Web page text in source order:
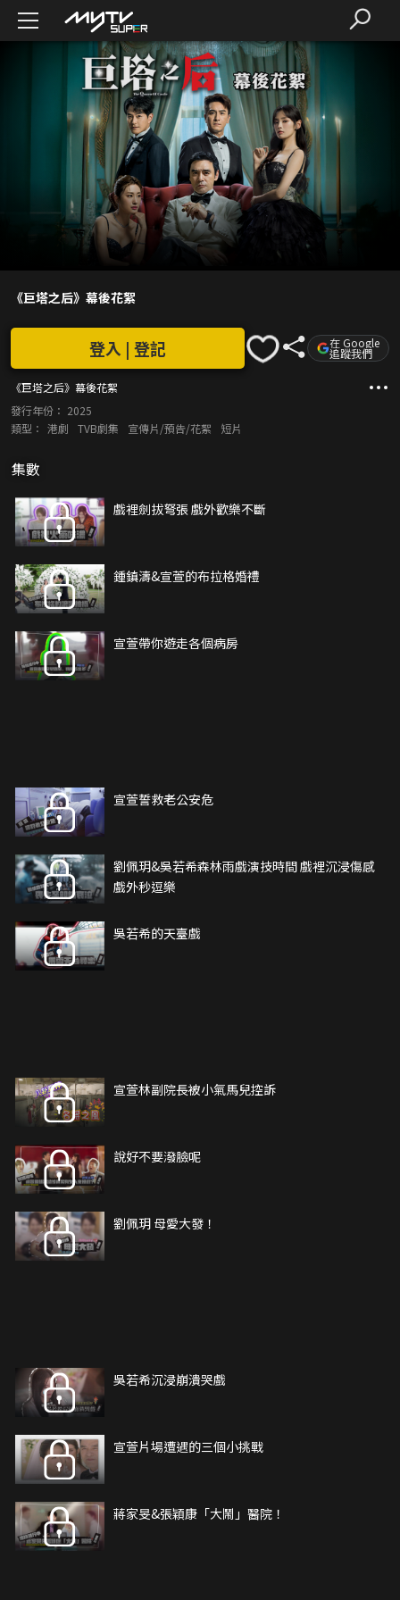
《巨塔之后》幕後花絮
《巨塔之后》幕後花絮
登入 | 登記 在 Google
追蹤我們
發行年份： 2025
類型： 港劇 TVB劇集 宣傳片/預告/花絮 短片
集數
戲裡劍拔弩張 戲外歡樂不斷
鍾鎮濤&宣萱的布拉格婚禮
宣萱帶你遊走各個病房
宣萱誓救老公安危
劉佩玥&吳若希森林雨戲演技時間 戲裡沉浸傷感
戲外秒逗樂
吳若希的天臺戲
宣萱林副院長被小氣馬兒控訴
說好不要潑臉呢
劉佩玥 母愛大發！
吳若希沉浸崩潰哭戲
宣萱片場遭遇的三個小挑戰
蔣家旻&張穎康「大鬧」醫院！